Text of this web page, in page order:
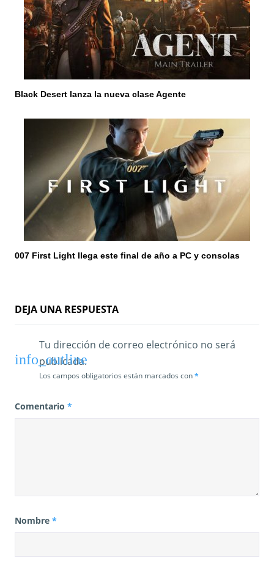
Black Desert lanza la nueva clase Agente
007 First Light llega este final de año a PC y consolas
DEJA UNA RESPUESTA
Tu dirección de correo electrónico no será
publicada.
Los campos obligatorios están marcados con*
Comentario *
Nombre *